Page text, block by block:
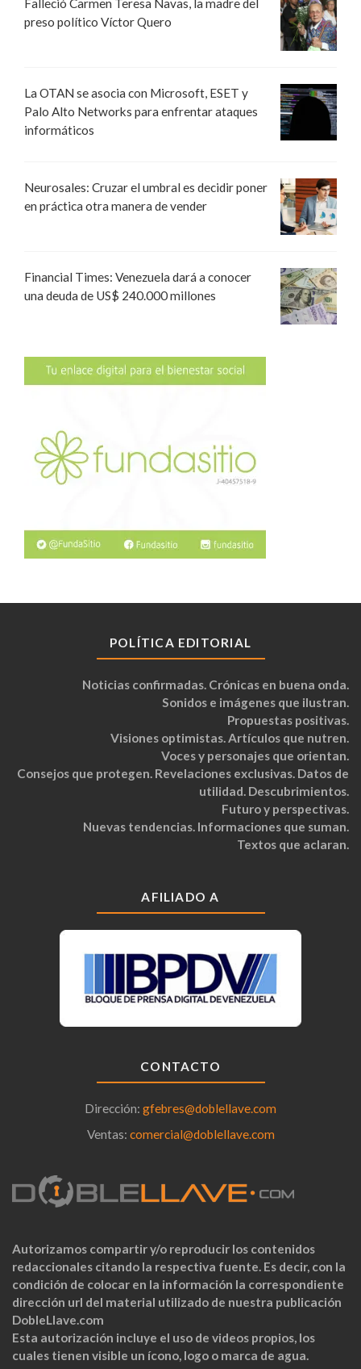
Falleció Carmen Teresa Navas, la madre del
preso político Víctor Quero
La OTAN se asocia con Microsoft, ESET y
Palo Alto Networks para enfrentar ataques
informáticos
Neurosales: Cruzar el umbral es decidir poner
en práctica otra manera de vender
Financial Times: Venezuela dará a conocer
una deuda de US$ 240.000 millones
POLÍTICA EDITORIAL
Noticias confirmadas. Crónicas en buena onda.
Sonidos e imágenes que ilustran.
Propuestas positivas.
Visiones optimistas. Artículos que nutren.
Voces y personajes que orientan.
Consejos que protegen. Revelaciones exclusivas. Datos de
utilidad. Descubrimientos.
Futuro y perspectivas.
Nuevas tendencias. Informaciones que suman.
Textos que aclaran.
AFILIADO A
CONTACTO
Dirección: gfebres@doblellave.com
Ventas: comercial@doblellave.com
Autorizamos compartir y/o reproducir los contenidos
redaccionales citando la respectiva fuente. Es decir, con la
condición de colocar en la información la correspondiente
dirección url del material utilizado de nuestra publicación
DobleLlave.com
Esta autorización incluye el uso de videos propios, los
cuales tienen visible un ícono, logo o marca de agua.